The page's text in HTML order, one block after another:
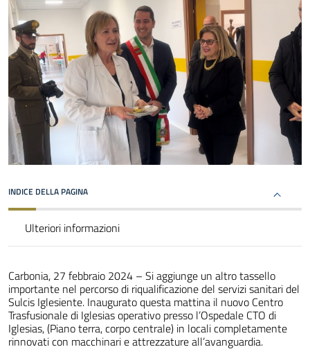
INDICE DELLA PAGINA
Ulteriori informazioni
Carbonia, 27 febbraio 2024 – Si aggiunge un altro tassello
importante nel percorso di riqualificazione del servizi sanitari del
Sulcis Iglesiente. Inaugurato questa mattina il nuovo Centro
Trasfusionale di Iglesias operativo presso l’Ospedale CTO di
Iglesias, (Piano terra, corpo centrale) in locali completamente
rinnovati con macchinari e attrezzature all’avanguardia.